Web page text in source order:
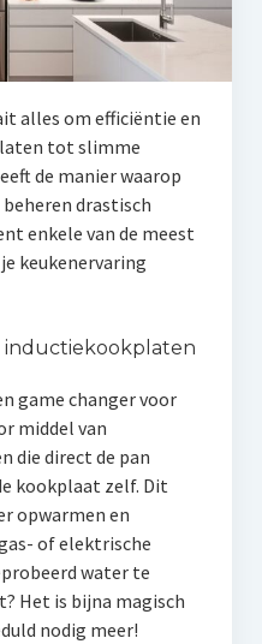
alles om efficiëntie en
tot slimme
de manier waarop
drastisch
enkele van de meest
keukenervaring
inductiekookplaten
game changer voor
middel van
die direct de pan
kookplaat zelf. Dit
opwarmen en
of elektrische
water te
Het is bijna magisch
nodig meer!